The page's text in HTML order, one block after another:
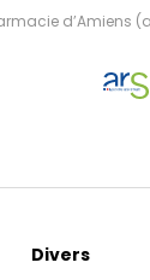
d’Amiens
Divers